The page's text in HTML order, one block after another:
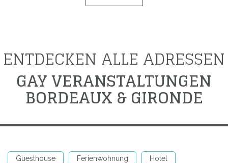
ENTDECKEN ALLE ADRESSEN
GAY VERANSTALTUNGEN
BORDEAUX & GIRONDE
Guesthouse Ferienwohnung Hotel